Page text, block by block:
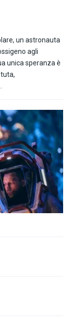
un astronauta
agli
unica speranza è